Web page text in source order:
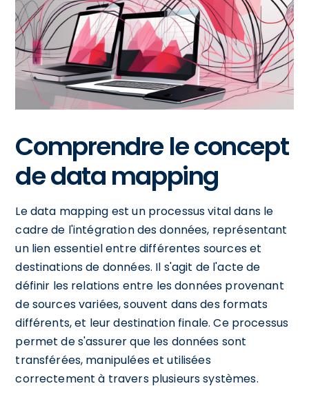
Comprendre le concept
de data mapping
Le data mapping est un processus vital dans le
cadre de l'intégration des données, représentant
un lien essentiel entre différentes sources et
destinations de données. Il s'agit de l'acte de
définir les relations entre les données provenant
de sources variées, souvent dans des formats
différents, et leur destination finale. Ce processus
permet de s'assurer que les données sont
transférées, manipulées et utilisées
correctement à travers plusieurs systèmes.